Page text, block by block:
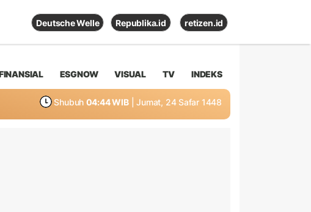
Deutsche Welle Republika.id retizen.id
ESGNOW VISUAL TV INDEKS
Shubuh 04:44 WIB | Jumat, 24 Safar 1448